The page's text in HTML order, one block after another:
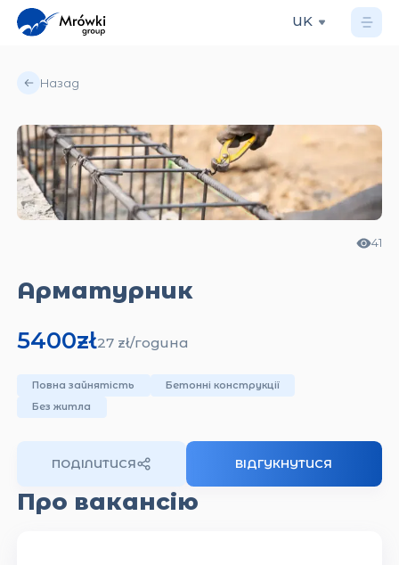
UK
Назад
41
Арматурник
5400zł27 zł/година
Повна зайнятість
Бетонні конструкції
Без житла
ПОДІЛИТИСЯ ВІДГУКНУТИСЯ
Про вакансію